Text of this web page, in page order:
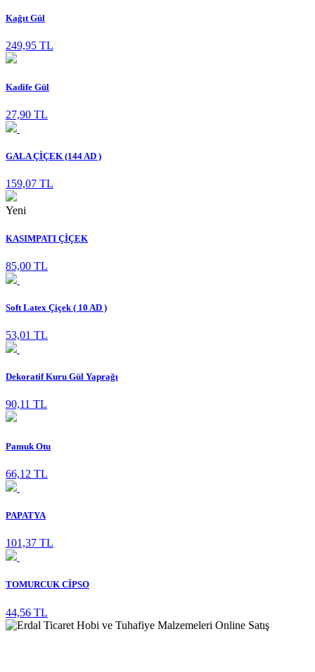
Kağıt Gül
249,95 TL
Kadife Gül
27,90 TL
GALA ÇİÇEK (144 AD )
159,07 TL
Yeni
KASIMPATI ÇİÇEK
85,00 TL
Soft Latex Çiçek ( 10 AD )
53,01 TL
Dekoratif Kuru Gül Yaprağı
90,11 TL
Pamuk Otu
66,12 TL
PAPATYA
101,37 TL
TOMURCUK CİPSO
44,56 TL